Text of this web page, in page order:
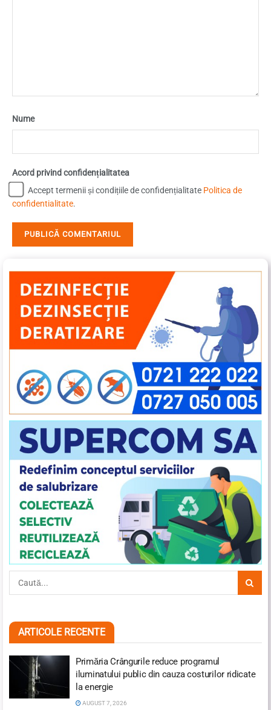
Nume
Acord privind confidențialitatea
Accept termenii și condițiile de confidențialitate Politica de
confidentialitate.
ARTICOLE RECENTE
Primăria Crângurile reduce programul
iluminatului public din cauza costurilor ridicate
la energie
AUGUST 7, 2026